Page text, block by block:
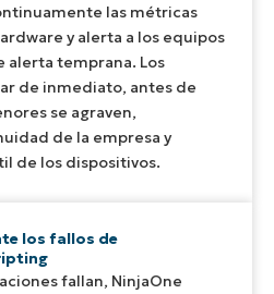
las métricas
y alerta a los equipos
alerta temprana. Los
de inmediato, antes de
se agraven,
de la empresa y
de los dispositivos.
los fallos de
fallan, NinjaOne